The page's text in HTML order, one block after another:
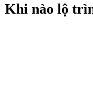
Khi nào lộ